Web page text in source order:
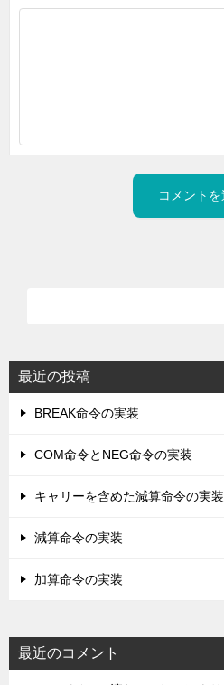
最近の投稿
BREAK命令の実装
COM命令とNEG命令の実装
キャリーを含めた減算命令の実装
減算命令の実装
加算命令の実装
最近のコメント